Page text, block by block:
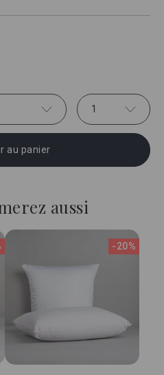
1
au panier
aussi
-20%